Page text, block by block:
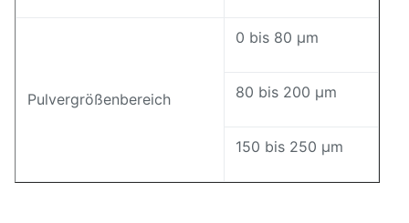
Pulvergrößenbereich
0 bis 80 μm
80 bis 200 μm
150 bis 250 μm